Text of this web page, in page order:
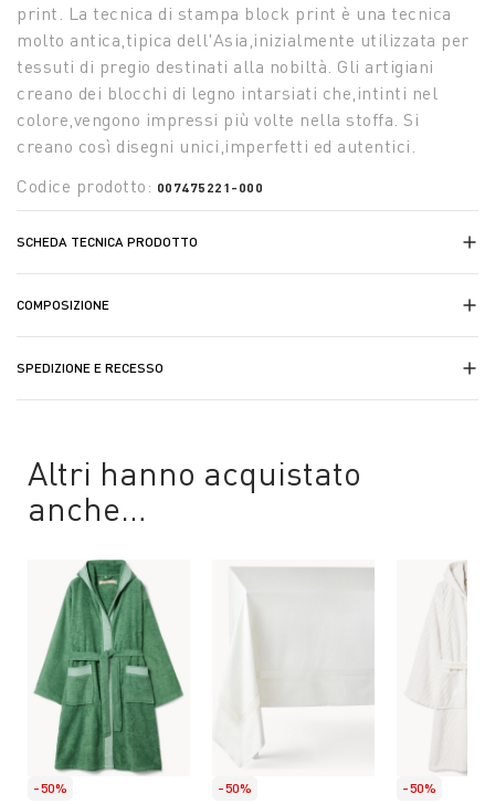
print. La tecnica di stampa block print è una tecnica
molto antica,tipica dell'Asia,inizialmente utilizzata per
tessuti di pregio destinati alla nobiltà. Gli artigiani
creano dei blocchi di legno intarsiati che,intinti nel
colore,vengono impressi più volte nella stoffa. Si
creano così disegni unici,imperfetti ed autentici.
Codice prodotto: 007475221-000
SCHEDA TECNICA PRODOTTO
COMPOSIZIONE
SPEDIZIONE E RECESSO
Altri hanno acquistato
anche…
-50%
-50%
-50%